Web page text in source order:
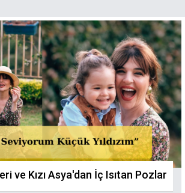
ve Kızı Asya'dan İç Isıtan Pozlar